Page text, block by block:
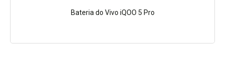
Bateria do Vivo iQOO 5 Pro